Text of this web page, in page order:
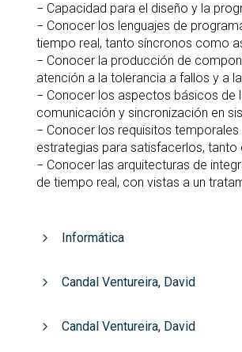
− Capacidad para el diseño y la
− Conocer los lenguajes de
tiempo real, tanto síncronos como
− Conocer la producción de
atención a la tolerancia a fallos y a
− Conocer los aspectos básicos de
comunicación y sincronización en
− Conocer los requisitos
estrategias para satisfacerlos,
− Conocer las arquitecturas de
de tiempo real, con vistas a un
Informática
Candal Ventureira, David
Candal Ventureira, David